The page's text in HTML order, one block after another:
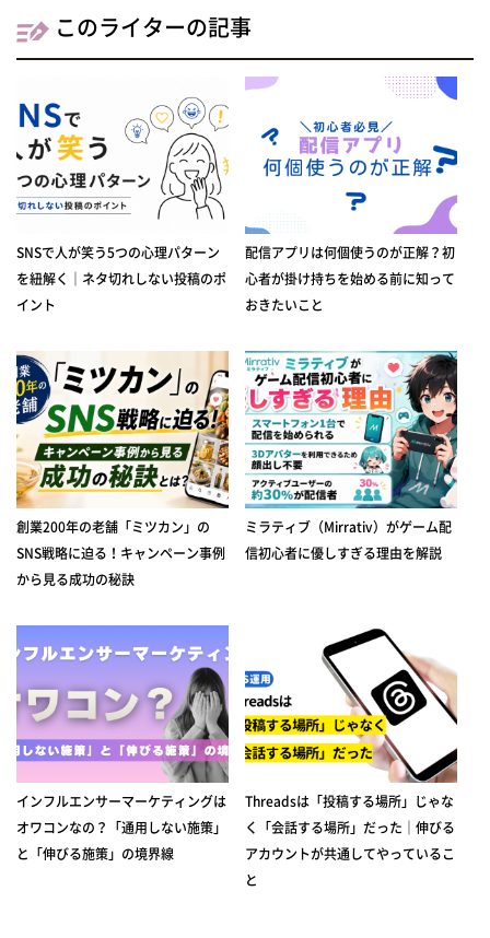
このライターの記事
SNSで人が笑う5つの心理パターン
を紐解く｜ネタ切れしない投稿のポ
イント
配信アプリは何個使うのが正解？初
心者が掛け持ちを始める前に知って
おきたいこと
創業200年の老舗「ミツカン」の
SNS戦略に迫る！キャンペーン事例
から見る成功の秘訣
ミラティブ（Mirrativ）がゲーム配
信初心者に優しすぎる理由を解説
インフルエンサーマーケティングは
オワコンなの？「通用しない施策」
と「伸びる施策」の境界線
Threadsは「投稿する場所」じゃな
く「会話する場所」だった｜伸びる
アカウントが共通してやっているこ
と